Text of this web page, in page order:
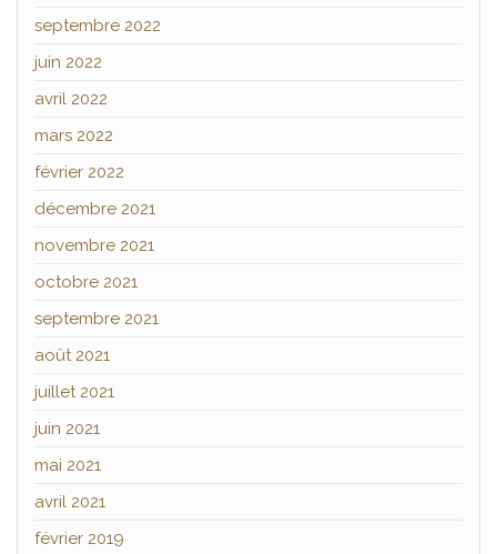
septembre 2022
juin 2022
avril 2022
mars 2022
février 2022
décembre 2021
novembre 2021
octobre 2021
septembre 2021
août 2021
juillet 2021
juin 2021
mai 2021
avril 2021
février 2019